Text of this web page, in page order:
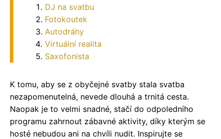
DJ na svatbu
Fotokoutek
Autodráhy
Virtuální realita
Saxofonista
K tomu, aby se z obyčejné svatby stala svatba
nezapomenutelná, nevede dlouhá a trnitá cesta.
Naopak je to velmi snadné, stačí do odpoledního
programu zahrnout zábavné aktivity, díky kterým se
hosté nebudou ani na chvíli nudit. Inspirujte se